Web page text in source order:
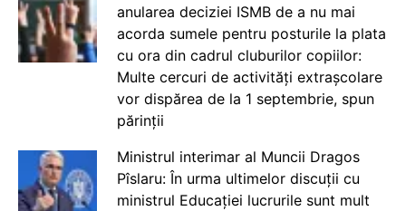
anularea deciziei ISMB de a nu mai
acorda sumele pentru posturile la plata
cu ora din cadrul cluburilor copiilor:
Multe cercuri de activități extrașcolare
vor dispărea de la 1 septembrie, spun
părinții
Ministrul interimar al Muncii Dragos
Pîslaru: În urma ultimelor discuții cu
ministrul Educației lucrurile sunt mult